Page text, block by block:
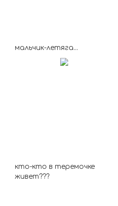
мальчик-летяга...
кто-кто в теремочке
живет???